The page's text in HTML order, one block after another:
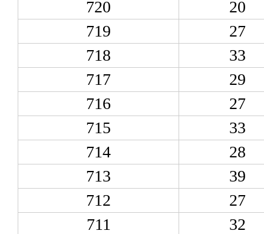
720
20
719
27
718
33
717
29
716
27
715
33
714
28
713
39
712
27
711
32